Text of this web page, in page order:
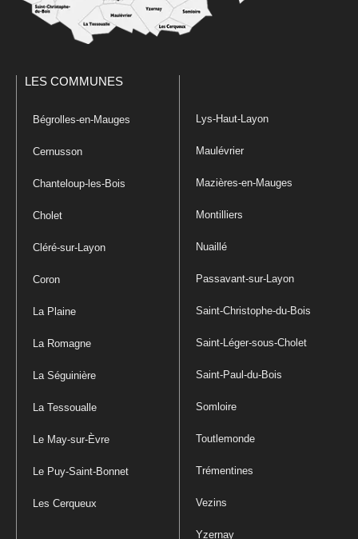
LES COMMUNES
Bégrolles-en-Mauges
Cernusson
Chanteloup-les-Bois
Cholet
Cléré-sur-Layon
Coron
La Plaine
La Romagne
La Séguinière
La Tessoualle
Le May-sur-Èvre
Le Puy-Saint-Bonnet
Les Cerqueux
Lys-Haut-Layon
Maulévrier
Mazières-en-Mauges
Montilliers
Nuaillé
Passavant-sur-Layon
Saint-Christophe-du-Bois
Saint-Léger-sous-Cholet
Saint-Paul-du-Bois
Somloire
Toutlemonde
Trémentines
Vezins
Yzernay